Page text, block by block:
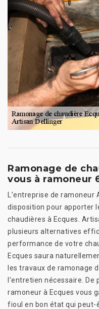
Ramonage de
vous à ramoneur
L’entreprise de
disposition pour apporter
chaudières à Ecques.
plusieurs alternatives
performance de votre
Ecques saura
les travaux de ramonage
l’entretien nécessaire.
ramoneur à Ecques vous
fioul en bon état qui